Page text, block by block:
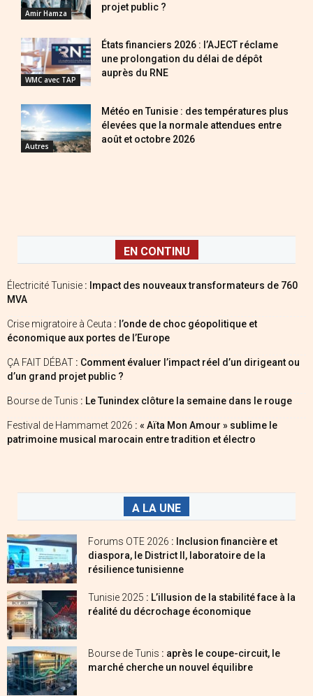
Amir Hamza
projet public ?
WMC avec TAP
États financiers 2026 : l’AJECT réclame
une prolongation du délai de dépôt
auprès du RNE
Autres
Météo en Tunisie : des températures plus
élevées que la normale attendues entre
août et octobre 2026
EN CONTINU
Électricité Tunisie : Impact des nouveaux transformateurs de 760
MVA
Crise migratoire à Ceuta : l’onde de choc géopolitique et
économique aux portes de l’Europe
ÇA FAIT DÉBAT : Comment évaluer l’impact réel d’un dirigeant ou
d’un grand projet public ?
Bourse de Tunis : Le Tunindex clôture la semaine dans le rouge
Festival de Hammamet 2026 : « Aïta Mon Amour » sublime le
patrimoine musical marocain entre tradition et électro
A LA UNE
Forums OTE 2026 : Inclusion financière et
diaspora, le District II, laboratoire de la
résilience tunisienne
Tunisie 2025 : L’illusion de la stabilité face à la
réalité du décrochage économique
Bourse de Tunis : après le coupe-circuit, le
marché cherche un nouvel équilibre